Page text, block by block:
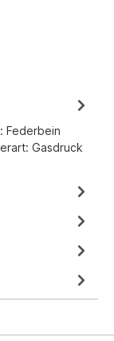
Federbein
Gasdruck